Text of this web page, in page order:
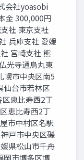
会社yoasobi
金 300,000円
社 東京支社
兵庫支社 愛媛
宮崎支社 熊
光寺通烏丸東
幌市中央区南5
仙台市若林区
恵比寿西2丁
恵比寿西2丁
市中村区名駅
戸市中央区磯
県松山市千舟